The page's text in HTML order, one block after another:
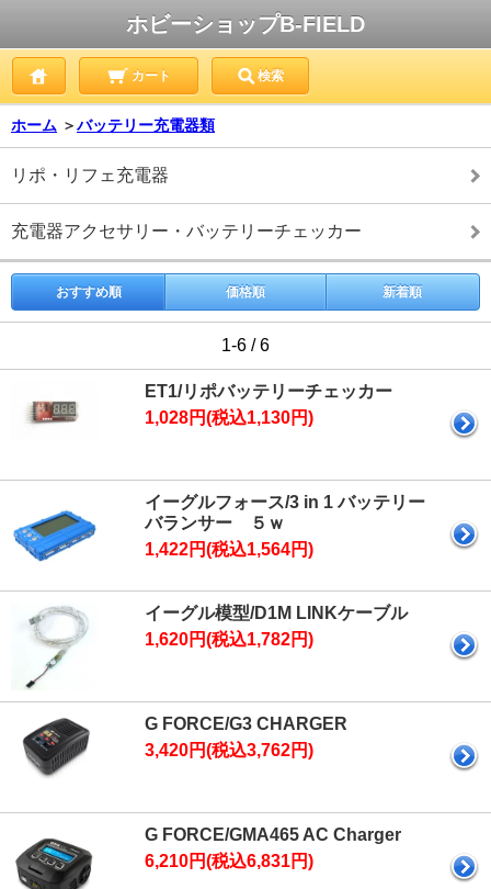
ホビーショップB-FIELD
カート 検索
ホーム ＞バッテリー充電器類
リポ・リフェ充電器
充電器アクセサリー・バッテリーチェッカー
おすすめ順 価格順 新着順
1-6 / 6
ET1/リポバッテリーチェッカー
1,028円(税込1,130円)
イーグルフォース/3 in 1 バッテリー
バランサー ５ｗ
1,422円(税込1,564円)
イーグル模型/D1M LINKケーブル
1,620円(税込1,782円)
G FORCE/G3 CHARGER
3,420円(税込3,762円)
G FORCE/GMA465 AC Charger
6,210円(税込6,831円)